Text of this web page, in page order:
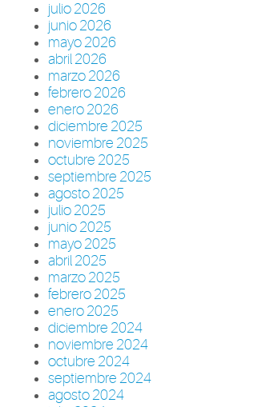
julio 2026
junio 2026
mayo 2026
abril 2026
marzo 2026
febrero 2026
enero 2026
diciembre 2025
noviembre 2025
octubre 2025
septiembre 2025
agosto 2025
julio 2025
junio 2025
mayo 2025
abril 2025
marzo 2025
febrero 2025
enero 2025
diciembre 2024
noviembre 2024
octubre 2024
septiembre 2024
agosto 2024